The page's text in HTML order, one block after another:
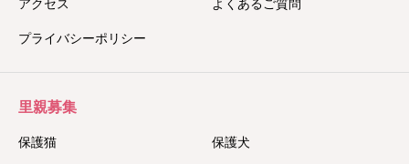
アクセス よくあるご質問
プライバシーポリシー
里親募集
保護猫 保護犬